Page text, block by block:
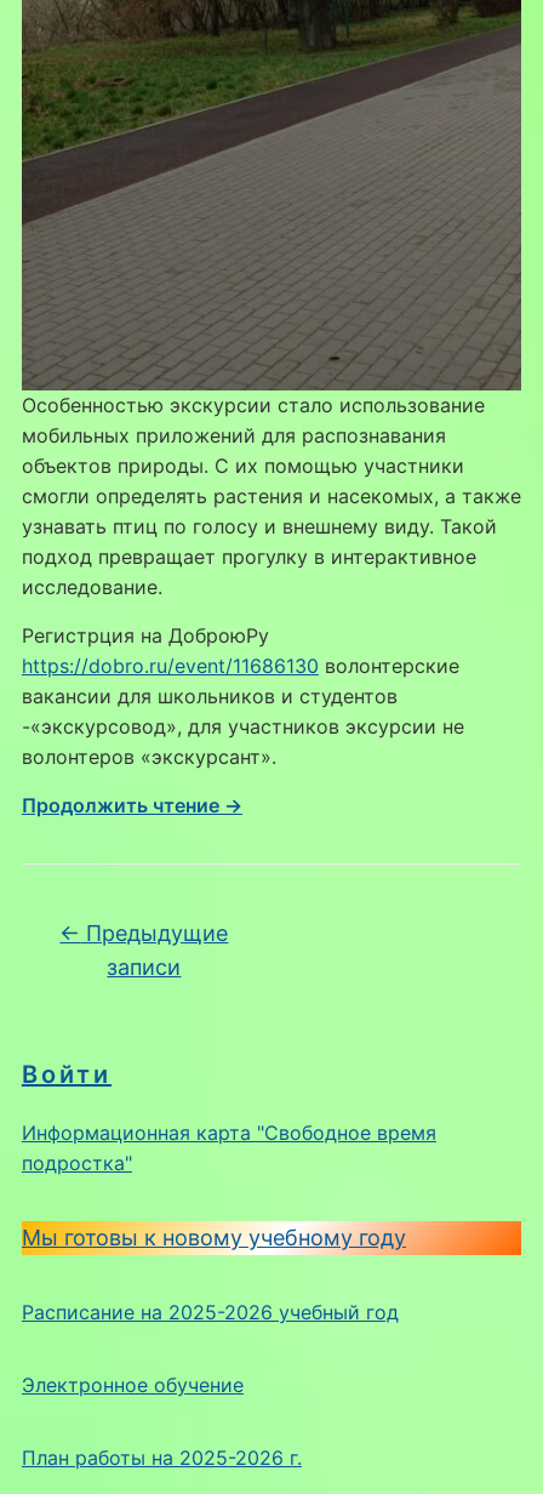
Войти
Информационная карта "Свободное время
подростка"
Мы готовы к новому учебному году
Расписание на 2025-2026 учебный год
Электронное обучение
План работы на 2025-2026 г.
Особенностью экскурсии стало использование
мобильных приложений для распознавания
объектов природы. С их помощью участники
смогли определять растения и насекомых, а также
узнавать птиц по голосу и внешнему виду. Такой
подход превращает прогулку в интерактивное
исследование.
Регистрция на ДоброюРу
https://dobro.ru/event/11686130 волонтерские
вакансии для школьников и студентов
-«экскурсовод», для участников эксурсии не
волонтеров «экскурсант».
Продолжить чтение →
Навигация по записям
← Предыдущие
записи